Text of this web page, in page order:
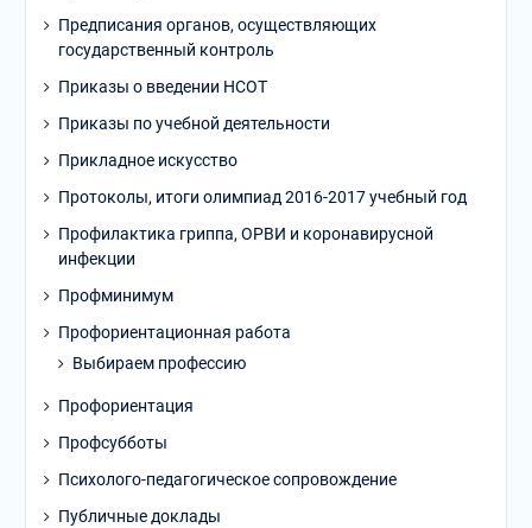
Предписания органов, осуществляющих
государственный контроль
Приказы о введении НСОТ
Приказы по учебной деятельности
Прикладное искусство
Протоколы, итоги олимпиад 2016-2017 учебный год
Профилактика гриппа, ОРВИ и коронавирусной
инфекции
Профминимум
Профориентационная работа
Выбираем профессию
Профориентация
Профсубботы
Психолого-педагогическое сопровождение
Публичные доклады